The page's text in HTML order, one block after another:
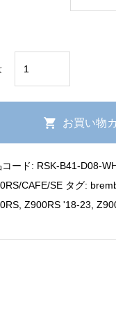
23
Wheelie
お買い物
ード: RSK-B41-D08-
CAFE/SE タグ:
, Z900RS '18-23,